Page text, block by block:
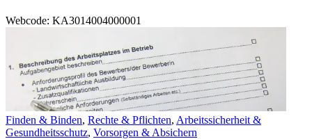
Webcode: KA3014004000001
Finden & Binden, Rechte & Pflichten, Arbeitssicherheit &
Gesundheitsschutz, Vorsorgen & Absichern